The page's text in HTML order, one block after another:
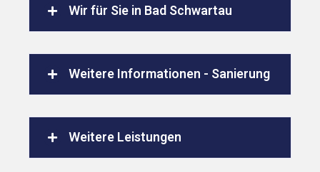
Wir für Sie in Bad Schwartau
Weitere Informationen - Sanierung
Weitere Leistungen